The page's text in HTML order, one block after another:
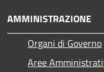
AMMINISTRAZIONE
Organi di Governo
Aree